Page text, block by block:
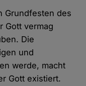
Grundfesten des
Gott vermag
Die
und
werde, macht
Gott existiert.